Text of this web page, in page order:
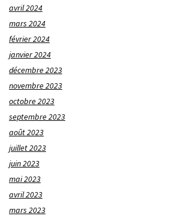
avril 2024
mars 2024
février 2024
janvier 2024
décembre 2023
novembre 2023
octobre 2023
septembre 2023
août 2023
juillet 2023
juin 2023
mai 2023
avril 2023
mars 2023